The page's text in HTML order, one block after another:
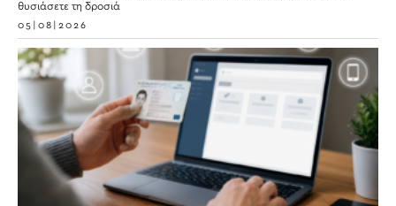
θυσιάσετε τη δροσιά
05|08|2026